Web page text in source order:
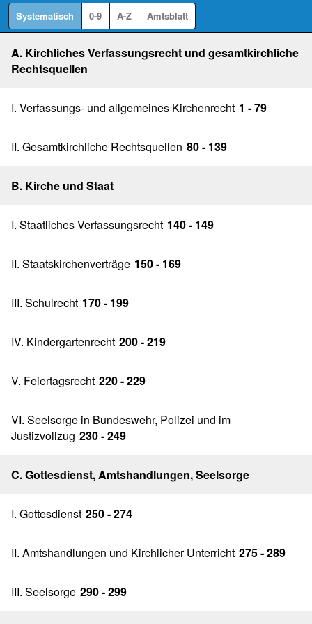
Systematisch 0-9 A-Z Amtsblatt
A. Kirchliches Verfassungsrecht und gesamtkirchliche
Rechtsquellen
I. Verfassungs- und allgemeines Kirchenrecht 1 - 79
II. Gesamtkirchliche Rechtsquellen 80 - 139
B. Kirche und Staat
I. Staatliches Verfassungsrecht 140 - 149
II. Staatskirchenverträge 150 - 169
III. Schulrecht 170 - 199
IV. Kindergartenrecht 200 - 219
V. Feiertagsrecht 220 - 229
VI. Seelsorge in Bundeswehr, Polizei und im
Justizvollzug 230 - 249
C. Gottesdienst, Amtshandlungen, Seelsorge
I. Gottesdienst 250 - 274
II. Amtshandlungen und Kirchlicher Unterricht 275 - 289
III. Seelsorge 290 - 299